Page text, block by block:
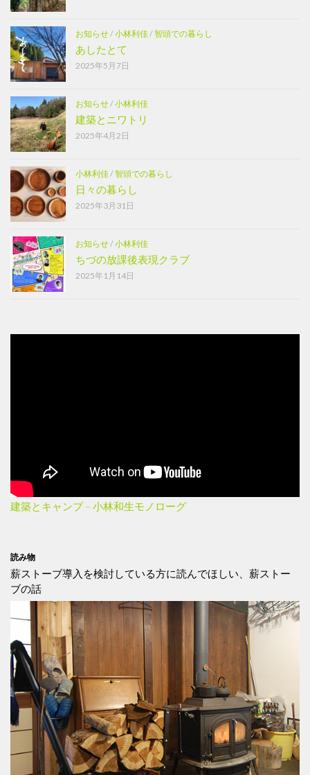
お知らせ/小林利佳/智頭での暮らし
あしたとて
2025年5月7日
お知らせ/小林利佳
建築とニワトリ
2025年4月2日
小林利佳/智頭での暮らし
日々の暮らし
2025年3月31日
お知らせ/小林利佳
ちづの放課後表現クラブ
2025年1月14日
建築とキャンプ – 小林和生モノローグ
読み物
薪ストーブ導入を検討している方に読んでほしい、薪ストー
ブの話